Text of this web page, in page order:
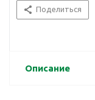
Поделиться
Описание